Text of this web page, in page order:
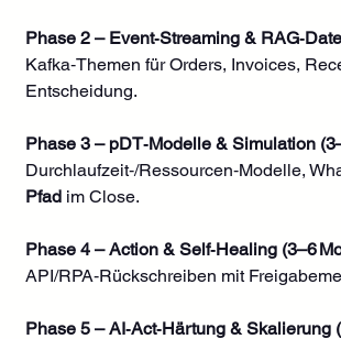
Phase 2 – Event‑Streaming &
Kafka‑Themen für Orders, Invoices,
Entscheidung.
Phase 3 – pDT‑Modelle & Simulation
Durchlaufzeit‑/Ressourcen‑Modelle,
Pfad im Close.
Phase 4 – Action & Self‑Healing (3–6
API/RPA‑Rückschreiben mit
Phase 5 – AI‑Act‑Härtung & Skalierung